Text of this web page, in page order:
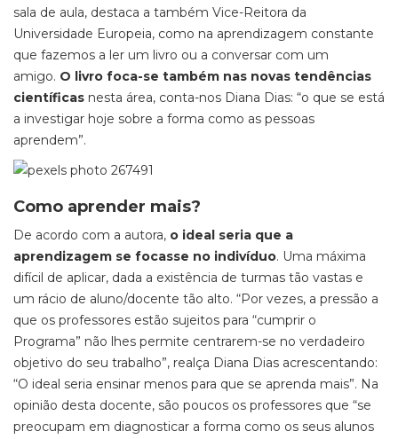
sala de aula, destaca a também Vice-Reitora da
Universidade Europeia, como na aprendizagem constante
que fazemos a ler um livro ou a conversar com um
amigo. O livro foca-se também nas novas tendências
científicas nesta área, conta-nos Diana Dias: “o que se está
a investigar hoje sobre a forma como as pessoas
aprendem”.
Como aprender mais?
De acordo com a autora, o ideal seria que a
aprendizagem se focasse no indivíduo. Uma máxima
difícil de aplicar, dada a existência de turmas tão vastas e
um rácio de aluno/docente tão alto. “Por vezes, a pressão a
que os professores estão sujeitos para “cumprir o
Programa” não lhes permite centrarem-se no verdadeiro
objetivo do seu trabalho”, realça Diana Dias acrescentando:
“O ideal seria ensinar menos para que se aprenda mais”. Na
opinião desta docente, são poucos os professores que “se
preocupam em diagnosticar a forma como os seus alunos